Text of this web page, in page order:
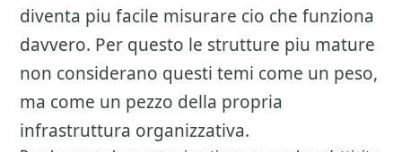
diventa piu facile misurare cio che funziona
davvero. Per questo le strutture piu mature
non considerano questi temi come un peso,
ma come un pezzo della propria
infrastruttura organizzativa.